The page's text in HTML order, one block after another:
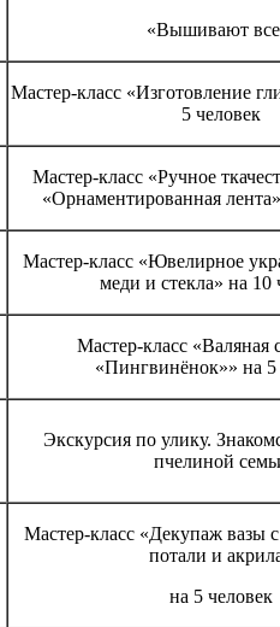
«Вышивают
Мастер-класс «Изготовление
5 человек
Мастер-класс «Ручное
«Орнаментированная
Мастер-класс «Ювелирное
меди и стекла» на 10
Мастер-класс «Валяная
«Пингвинёнок»» на 5
Экскурсия по улику.
пчелиной
Мастер-класс «Декупаж вазы
потали и
на 5 человек